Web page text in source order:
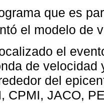
que es
el modelo de
el
de
del
CPMI, JACO,